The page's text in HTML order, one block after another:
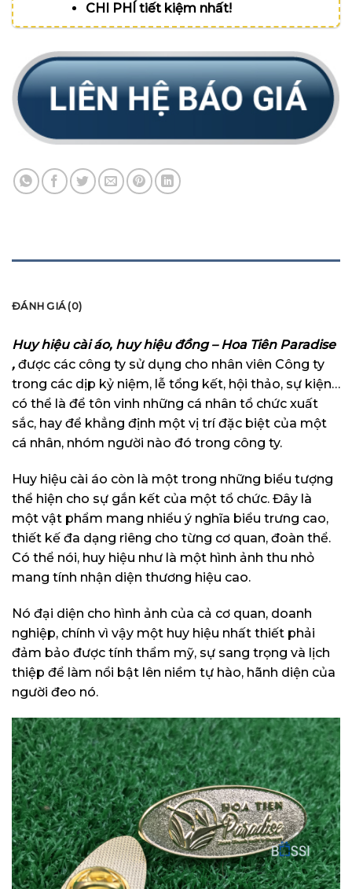
CHI PHÍ tiết kiệm nhất!
ĐÁNH GIÁ (0)
Huy hiệu cài áo, huy hiệu đồng – Hoa Tiên Paradise
, được các công ty sử dụng cho nhân viên Công ty
trong các dịp kỷ niệm, lễ tổng kết, hội thảo, sự kiện…
có thể là để tôn vinh những cá nhân tổ chức xuất
sắc, hay để khẳng định một vị trí đặc biệt của một
cá nhân, nhóm người nào đó trong công ty.
Huy hiệu cài áo còn là một trong những biểu tượng
thể hiện cho sự gắn kết của một tổ chức. Đây là
một vật phẩm mang nhiểu ý nghĩa biểu trưng cao,
thiết kế đa dạng riêng cho từng cơ quan, đoàn thể.
Có thể nói, huy hiệu như là một hình ảnh thu nhỏ
mang tính nhận diện thương hiệu cao.
Nó đại diện cho hình ảnh của cả cơ quan, doanh
nghiệp, chính vì vậy một huy hiệu nhất thiết phải
đảm bảo được tính thẩm mỹ, sự sang trọng và lịch
thiệp để làm nổi bật lên niềm tự hào, hãnh diện của
người đeo nó.